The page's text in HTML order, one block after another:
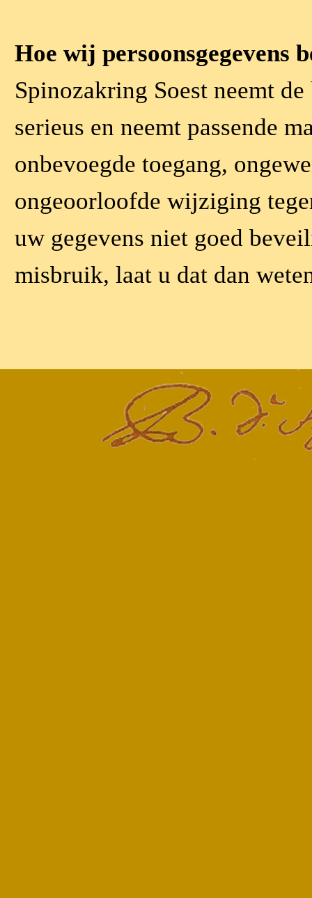
Hoe wij persoonsgegevens
Spinozakring Soest neemt
serieus en neemt passende
onbevoegde toegang,
ongeoorloofde wijziging
uw gegevens niet goed
misbruik, laat u dat dan